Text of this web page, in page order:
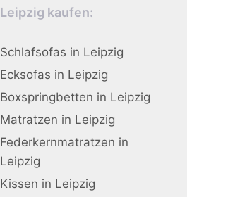
Leipzig kaufen:
Schlafsofas in Leipzig
Ecksofas in Leipzig
Boxspringbetten in Leipzig
Matratzen in Leipzig
Federkernmatratzen in
Leipzig
Kissen in Leipzig